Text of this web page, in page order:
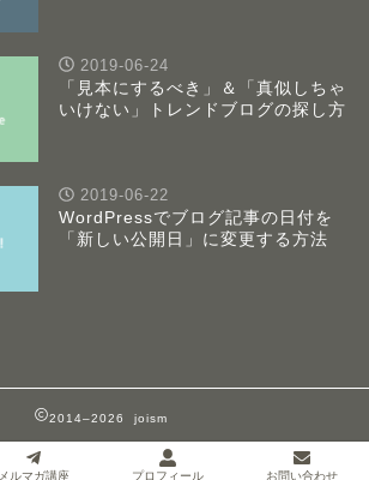
2019-06-24
「見本にするべき」＆「真似しちゃ
いけない」トレンドブログの探し方
2019-06-22
WordPressでブログ記事の日付を
「新しい公開日」に変更する方法
2014–2026 joism
メルマガ講座 プロフィール お問い合わせ